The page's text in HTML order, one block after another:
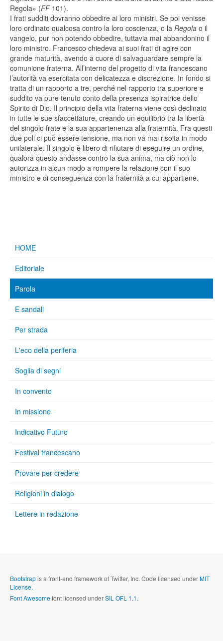
Regola» (FF101).
I frati sudditi dovranno obbedire ai loro ministri. Se poi venisse
loro ordinato qualcosa contro la loro coscienza, o la Regola o il
vangelo, pur non potendo obbedire, tuttavia mai abbandonino il
loro ministro. Francesco chiedeva ai suoi frati di agire con
grande maturità, avendo a cuore di salvaguardare sempre la
comunione fraterna. All’interno del progetto di vita francescano
l’autorità va esercitata con delicatezza e discrezione. In fondo si
tratta di un rapporto a tre, perché nel rapporto tra superiore e
suddito va pure tenuto conto della presenza ispiratrice dello
Spirito di Dio. Il principio della vita fraterna viene così declinato
in tutte le sue sfaccettature, creando un equilibrio tra la libertà
del singolo frate e la sua appartenenza alla fraternità. Fra questi
due poli ci può essere tensione, ma non va mai risolta in modo
unilaterale. Il singolo è libero di rifiutare di eseguire un ordine,
qualora questo andasse contro la sua anima, ma ciò non lo
autorizza in alcun modo a rompere la relazione con il suo
ministro e di conseguenza con la fraternità a cui appartiene.
HOME
Editoriale
Parola
E sandali
Per strada
L'eco della periferia
Soglia di segni
In convento
In missione
Indicativo Futuro
Festival francescano
Provare per credere
Religioni in dialogo
Lettere in redazione
Bootstrapis a front-end framework of Twitter, Inc. Code licensed underMIT
License.
Font Awesomefont licensed underSIL OFL 1.1.